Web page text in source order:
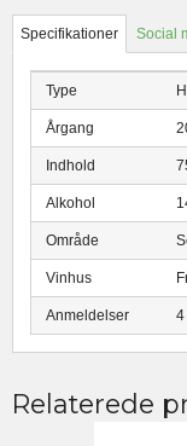
Specifikationer Social
Type
Årgang
Indhold
Alkohol
Område
Vinhus
Anmeldelser 4
Relaterede